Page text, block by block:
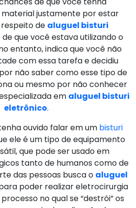
justamente por estar
de aluguel bisturi
de que você estava utilizando o
entanto, indica que você não
com essa tarefa e decidiu
não saber como esse tipo de
ou mesmo por não conhecer
em aluguel bisturi
eletrônico.
ouvido falar em um bisturi
ele é um tipo de equipamento
que pode ser usado em
tanto de humanos como de
das pessoas busca o aluguel
poder realizar eletrocirurgia
no qual se “destrói” os